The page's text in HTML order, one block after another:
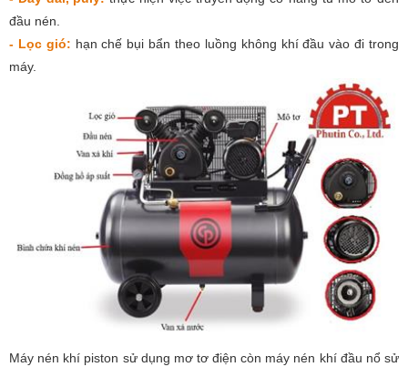
đầu nén.
- Lọc gió: hạn chế bụi bẩn theo luồng không khí đầu vào đi trong
máy.
Máy nén khí piston sử dụng mơ tơ điện còn máy nén khí đầu nổ sử